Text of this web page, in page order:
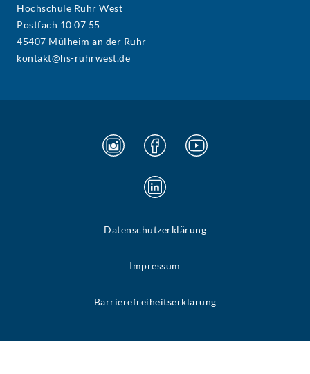
Hochschule Ruhr West
Postfach 10 07 55
45407 Mülheim an der Ruhr
kontakt@hs-ruhrwest.de
Datenschutzerklärung
Impressum
Barrierefreiheitserklärung